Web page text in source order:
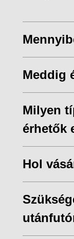
Meddig
Milyen
érhetők
Hol